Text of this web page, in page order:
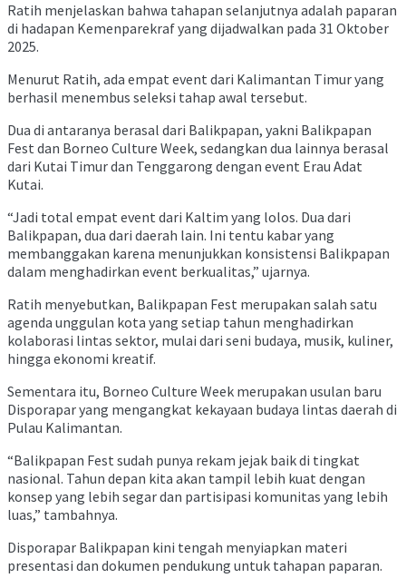
Ratih menjelaskan bahwa tahapan selanjutnya adalah paparan
di hadapan Kemenparekraf yang dijadwalkan pada 31 Oktober
2025.
Menurut Ratih, ada empat event dari Kalimantan Timur yang
berhasil menembus seleksi tahap awal tersebut.
Dua di antaranya berasal dari Balikpapan, yakni Balikpapan
Fest dan Borneo Culture Week, sedangkan dua lainnya berasal
dari Kutai Timur dan Tenggarong dengan event Erau Adat
Kutai.
“Jadi total empat event dari Kaltim yang lolos. Dua dari
Balikpapan, dua dari daerah lain. Ini tentu kabar yang
membanggakan karena menunjukkan konsistensi Balikpapan
dalam menghadirkan event berkualitas,” ujarnya.
Ratih menyebutkan, Balikpapan Fest merupakan salah satu
agenda unggulan kota yang setiap tahun menghadirkan
kolaborasi lintas sektor, mulai dari seni budaya, musik, kuliner,
hingga ekonomi kreatif.
Sementara itu, Borneo Culture Week merupakan usulan baru
Disporapar yang mengangkat kekayaan budaya lintas daerah di
Pulau Kalimantan.
“Balikpapan Fest sudah punya rekam jejak baik di tingkat
nasional. Tahun depan kita akan tampil lebih kuat dengan
konsep yang lebih segar dan partisipasi komunitas yang lebih
luas,” tambahnya.
Disporapar Balikpapan kini tengah menyiapkan materi
presentasi dan dokumen pendukung untuk tahapan paparan.